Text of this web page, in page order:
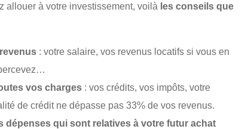
allouer à votre investissement, voilà les conseils que
: votre salaire, vos revenus locatifs si vous en
vos charges : vos crédits, vos impôts, votre
de crédit ne dépasse pas 33% de vos revenus.
dépenses qui sont relatives à votre futur achat